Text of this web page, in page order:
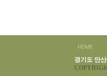
경기도 안산